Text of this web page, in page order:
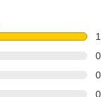
1
0
0
0